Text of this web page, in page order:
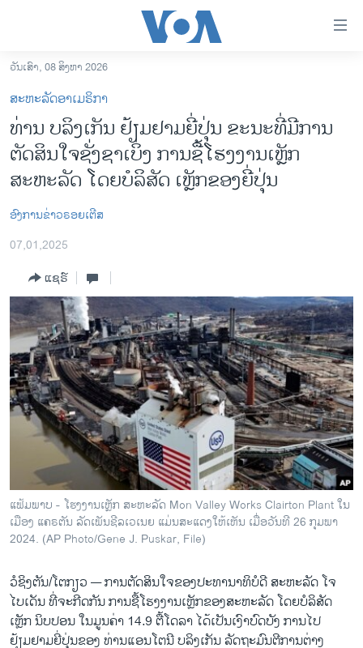
ເຂົ້າ
ຫາ
ຂ້າມ
ຂ້າມ
ຂ້າມ
ໄປ
ຫາ
ຊອກ
ລາວ
ອາເມຣິກາ
ການເລືອກຕັ້ງ ປະທານາທີບໍດີ ສະຫະລັດ 2024
ອິດສະຫຼະພາບດ້ານການຂ່າວ
ຊີວິດຊາວລາວ
ຊຸມຊົນຊາວລາວ
ວິທະຍາສາດ-ເທັກໂນໂລຈີ
ທຸລະກິດ
ພາສາອັງກິດ
ວີດີໂອ
ສຽງ
ລາຍການກະຈາຍສຽງ
ຕິດຕາມພວກເຮົາ ທີ່
ພາສາຕ່າງໆ
ວັນເສົາ, 08 ສິງຫາ 2026
ສະຫະລັດອາເມຣິກາ
ທ່ານ ບລິງເກັນ ຢ້ຽມຢາມຍີ່ປຸ່ນ ຂະນະທີ່ມີການ
ຕັດສິນໃຈຊັ່ງຊາເບິ່ງ ການຊື້ໂຮງງານເຫຼັກ
ສະຫະລັດ ໂດຍບໍລິສັດ ເຫຼັກຂອງຍີ່ປຸ່ນ
ອົງການຂ່າວຣອຍເຕີສ
07,01,2025
ແຊຣ໌
ແຟ້ມພາບ - ໂຮງງານເຫຼັກ ສະຫະລັດ Mon Valley Works Clairton Plant ໃນ
ເມືອງ ແຄຣຕັນ ລັດເພັນຊີລເວເນຍ ແມ່ນສະແດງໃຫ້ເຫັນ ເມື່ອວັນທີ 26 ກຸມພາ
2024. (AP Photo/Gene J. Puskar, File)
ວໍຊິງຕັນ/ໂຕກຽວ —ການຕັດສິນໃຈຂອງປະທານາທິບໍດີ ສະຫະລັດ ໂຈ
ໄບເດັນ ທີ່ຈະກີດກັນ ການຊື້ໂຮງງານເຫຼັກຂອງສະຫະລັດ ໂດຍບໍລິສັດ
ເຫຼັກ ນິບປອນ ໃນມູນຄ່າ 14.9 ຕື້ໂດລາ ໄດ້ເປັນເງົາບົດບັງ ການໄປ
ຢ້ຽມຢາມຍີ່ປຸ່ນຂອງ ທ່ານແອນໂຕນີ ບລິງເກັນ ລັດຖະມົນຕີການຕ່າງ